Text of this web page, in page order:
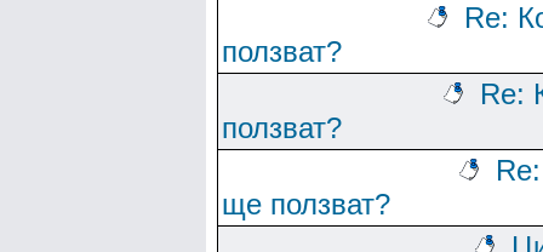
Re:
ползват?
Re:
ползват?
ще ползват?